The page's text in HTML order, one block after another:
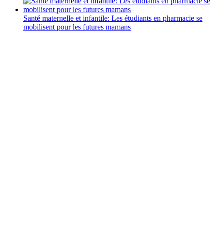
Santé maternelle et infantile: Les étudiants en pharmacie se
mobilisent pour les futures mamans